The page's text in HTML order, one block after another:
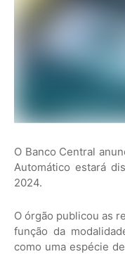
O Banco Central
Automático estará
2024.
O órgão publicou as
função da
como uma espécie